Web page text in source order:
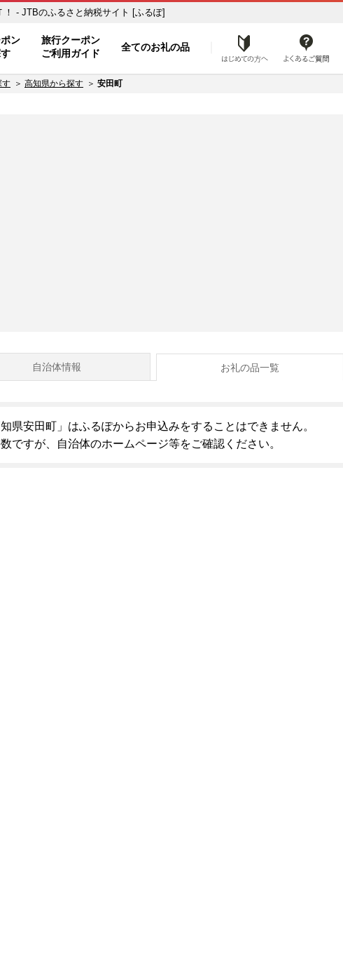
- JTBのふるさと納税サイト [ふるぽ]
ン
旅行クーポン
ご利用ガイド
全てのお礼の品 はじめての方へ
す 高知県から探す 安田町
自治体情報 お礼の品一覧
知県安田町」はふるぽからお申込みをすることはできません。
ですが、自治体のホームページ等をご確認ください。